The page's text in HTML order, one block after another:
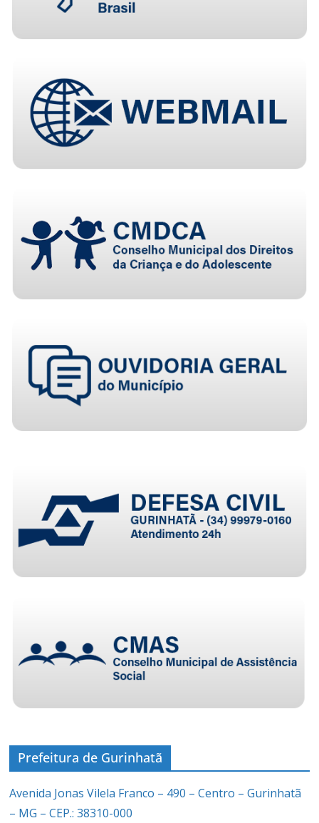
Prefeitura de Gurinhatã
Avenida Jonas Vilela Franco – 490 – Centro – Gurinhatã
– MG – CEP.: 38310-000